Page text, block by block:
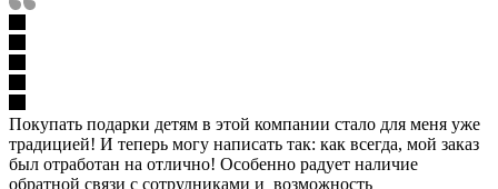
Покупать подарки детям в этой компании стало для меня уже
традицией! И теперь могу написать так: как всегда, мой заказ
был отработан на отлично! Особенно радует наличие
обратной связи с сотрудниками и возможность